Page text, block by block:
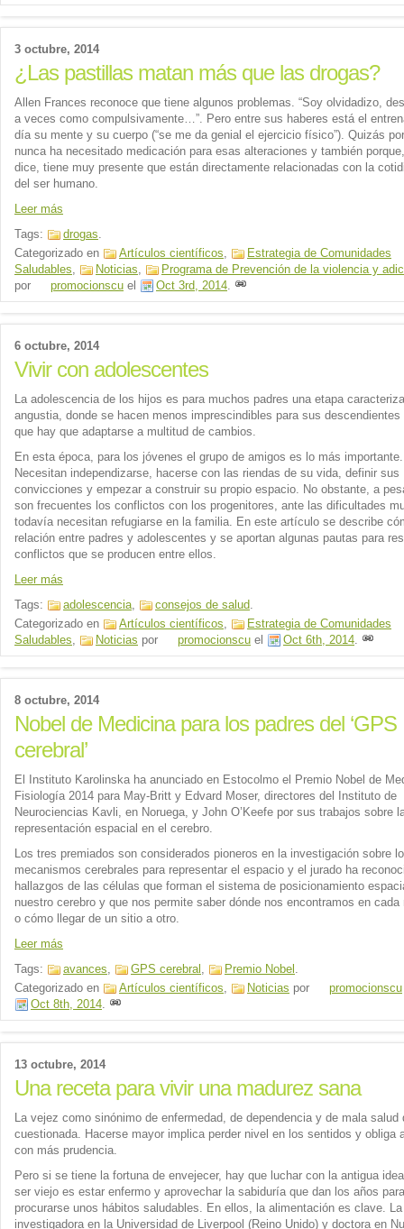
3 octubre, 2014
¿Las pastillas matan más que las drogas?
Allen Frances reconoce que tiene algunos problemas. “Soy olvidadizo,
a veces como compulsivamente…”. Pero entre sus haberes está el
día su mente y su cuerpo (“se me da genial el ejercicio físico”). Quizás
nunca ha necesitado medicación para esas alteraciones y también
dice, tiene muy presente que están directamente relacionadas con la
del ser humano.
Leer más
Tags:
drogas.
Categorizado en
Artículos científicos,
Estrategia de Comunidades
Saludables, Noticias,
Programa de Prevención de la violencia y
por
promocionscu el Oct 3rd, 2014.
6 octubre, 2014
Vivir con adolescentes
La adolescencia de los hijos es para muchos padres una etapa
angustia, donde se hacen menos imprescindibles para sus descendientes
que hay que adaptarse a multitud de cambios.
En esta época, para los jóvenes el grupo de amigos es lo más importante.
Necesitan independizarse, hacerse con las riendas de su vida, definir sus
convicciones y empezar a construir su propio espacio. No obstante, a
son frecuentes los conflictos con los progenitores, ante las dificultades
todavía necesitan refugiarse en la familia. En este artículo se describe
relación entre padres y adolescentes y se aportan algunas pautas para
conflictos que se producen entre ellos.
Leer más
Tags:
adolescencia, consejos de salud.
Categorizado en
Artículos científicos,
Estrategia de Comunidades
Saludables, Noticias por promocionscu el Oct 6th, 2014.
8 octubre, 2014
Nobel de Medicina para los padres del ‘GPS
cerebral’
El Instituto Karolinska ha anunciado en Estocolmo el Premio Nobel de
Fisiología 2014 para May-Britt y Edvard Moser, directores del Instituto de
Neurociencias Kavli, en Noruega, y John O’Keefe por sus trabajos sobre
representación espacial en el cerebro.
Los tres premiados son considerados pioneros en la investigación sobre
mecanismos cerebrales para representar el espacio y el jurado ha
hallazgos de las células que forman el sistema de posicionamiento
nuestro cerebro y que nos permite saber dónde nos encontramos en cada
o cómo llegar de un sitio a otro.
Leer más
Tags:
avances, GPS cerebral , Premio Nobel .
Categorizado en
Artículos científicos, Noticias por promocionscu
Oct 8th, 2014.
13 octubre, 2014
Una receta para vivir una madurez sana
La vejez como sinónimo de enfermedad, de dependencia y de mala salud
cuestionada. Hacerse mayor implica perder nivel en los sentidos y obliga
con más prudencia.
Pero si se tiene la fortuna de envejecer, hay que luchar con la antigua
ser viejo es estar enfermo y aprovechar la sabiduría que dan los años para
procurarse unos hábitos saludables. En ellos, la alimentación es clave. La
investigadora en la Universidad de Liverpool (Reino Unido) y doctora en